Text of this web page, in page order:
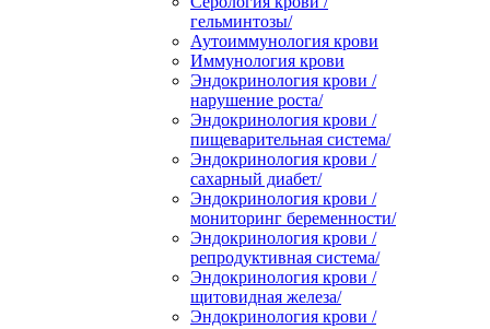
гельминтозы/
Аутоиммунология крови
Иммунология крови
Эндокринология крови /
нарушение роста/
Эндокринология крови /
пищеварительная система/
Эндокринология крови /
сахарный диабет/
Эндокринология крови /
мониторинг беременности/
Эндокринология крови /
репродуктивная система/
Эндокринология крови /
щитовидная железа/
Эндокринология крови /